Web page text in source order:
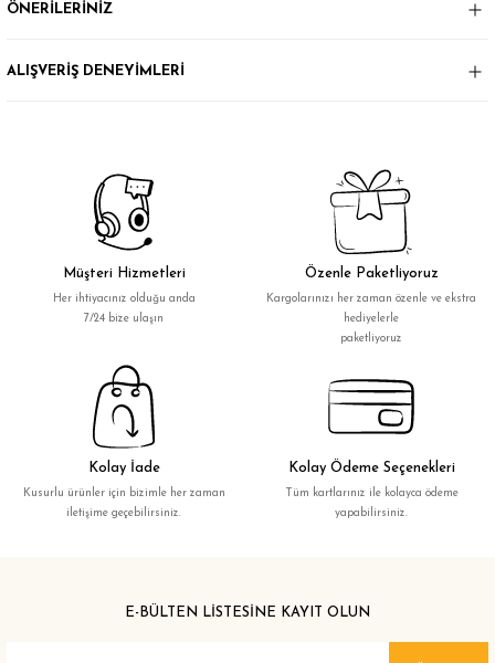
ÖNERİLERİNİZ
ALIŞVERİŞ DENEYİMLERİ
Müşteri Hizmetleri
Her ihtiyacınız olduğu anda
7/24 bize ulaşın
Özenle Paketliyoruz
Kargolarınızı her zaman özenle ve ekstra
hediyelerle
paketliyoruz
Kolay İade
Kusurlu ürünler için bizimle her zaman
iletişime geçebilirsiniz.
Kolay Ödeme Seçenekleri
Tüm kartlarınız ile kolayca ödeme
yapabilirsiniz.
E-BÜLTEN LİSTESİNE KAYIT OLUN